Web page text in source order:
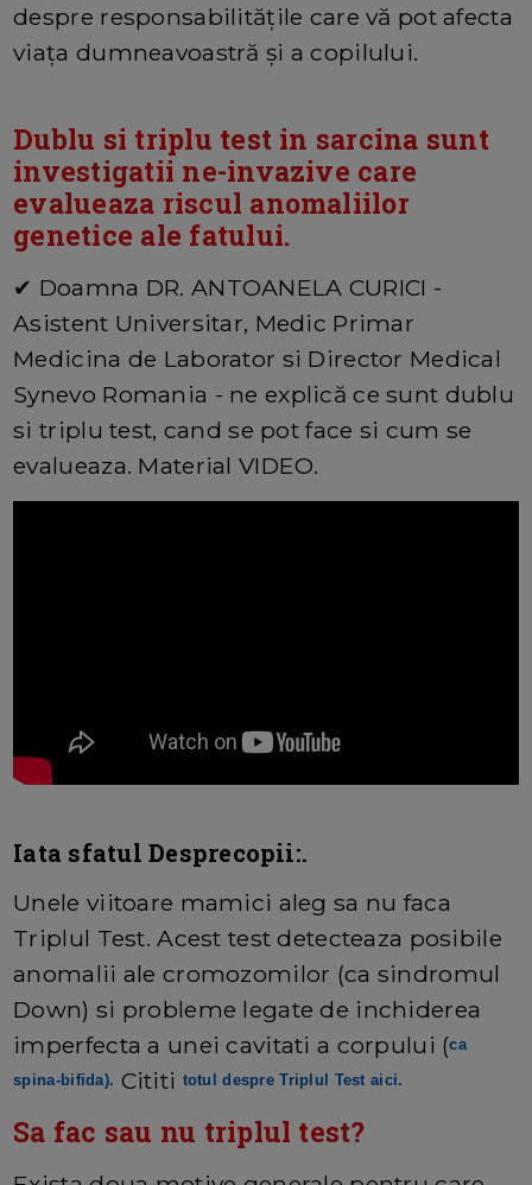
despre responsabilitățile care vă pot afecta
viața dumneavoastră și a copilului.
Dublu si triplu test in sarcina sunt
investigatii ne-invazive care
evalueaza riscul anomaliilor
genetice ale fatului.
✔ Doamna DR. ANTOANELA CURICI -
Asistent Universitar, Medic Primar
Medicina de Laborator si Director Medical
Synevo Romania - ne explică ce sunt dublu
si triplu test, cand se pot face si cum se
evalueaza. Material VIDEO.
Iata sfatul Desprecopii:.
Unele viitoare mamici aleg sa nu faca
Triplul Test. Acest test detecteaza posibile
anomalii ale cromozomilor (ca sindromul
Down) si probleme legate de inchiderea
imperfecta a unei cavitati a corpului (ca
spina-bifida). Cititi totul despre Triplul Test aici.
Sa fac sau nu triplul test?